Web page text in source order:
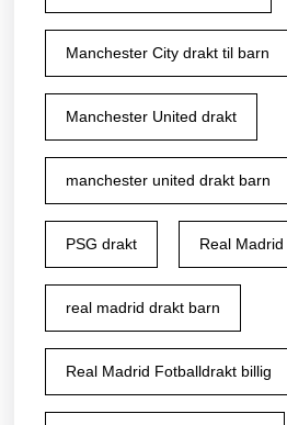
Manchester City drakt til barn
Manchester United drakt
manchester united drakt barn
PSG drakt Real
real madrid drakt barn
Real Madrid Fotballdrakt billig